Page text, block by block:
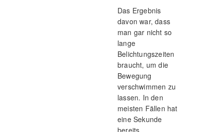
Das Ergebnis
davon war, dass
man gar nicht so
lange
Belichtungszeiten
braucht, um die
Bewegung
verschwimmen zu
lassen. In den
meisten Fällen hat
eine Sekunde
bereits